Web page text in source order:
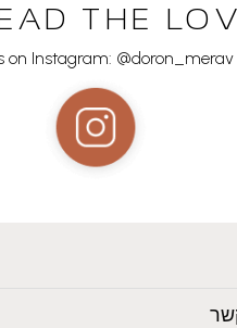
THE
on Instagram: @doron_merav